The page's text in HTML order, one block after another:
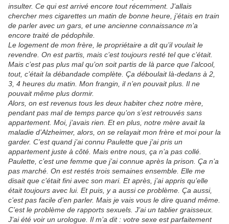
insulter. Ce qui est arrivé encore tout récemment. J’allais
chercher mes cigarettes un matin de bonne heure, j’étais en train
de parler avec un gars, et une ancienne connaissance m’a
encore traité de pédophile.
Le logement de mon frère, le propriétaire a dit qu’il voulait le
revendre. On est partis, mais c’est toujours resté tel que c’était.
Mais c’est pas plus mal qu’on soit partis de là parce que l’alcool,
tout, c’était la débandade complète. Ça déboulait là-dedans à 2,
3, 4 heures du matin. Mon frangin, il n’en pouvait plus. Il ne
pouvait même plus dormir.
Alors, on est revenus tous les deux habiter chez notre mère,
pendant pas mal de temps parce qu’on s’est retrouvés sans
appartement. Moi, j’avais rien. Et en plus, notre mère avait la
maladie d’Alzheimer, alors, on se relayait mon frère et moi pour la
garder. C’est quand j’ai connu Paulette que j’ai pris un
appartement juste à côté. Mais entre nous, ça n’a pas collé.
Paulette, c’est une femme que j’ai connue après la prison. Ça n’a
pas marché. On est restés trois semaines ensemble. Elle me
disait que c’était fini avec son mari. Et après, j’ai appris qu’elle
était toujours avec lui. Et puis, y a aussi ce problème. Ça aussi,
c’est pas facile d’en parler. Mais je vais vous le dire quand même.
C’est le problème de rapports sexuels. J’ai un tablier graisseux.
J’ai été voir un urologue. Il m’a dit : votre sexe est parfaitement